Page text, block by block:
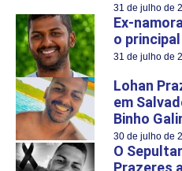
31 de julho de
Ex-
o
31 de julho de
Lohan
em
Binho
30 de julho de
O